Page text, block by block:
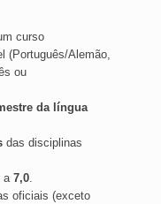
curso
(Português/Alemão,
ou
da língua
das disciplinas
a7,0.
oficiais (exceto